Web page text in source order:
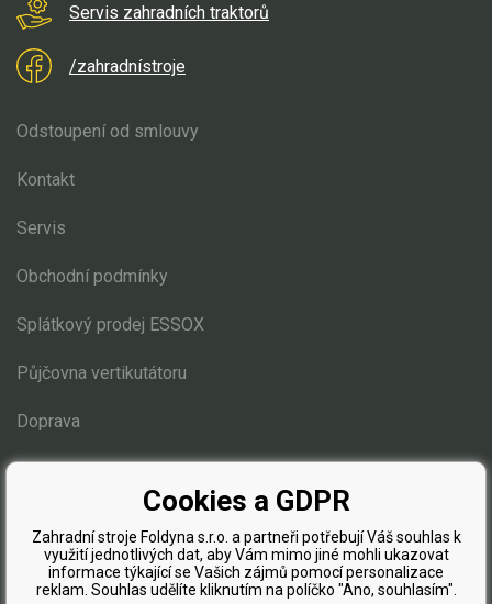
Náhradní díly pro motorové pily
Zahradní traktory
Náhradní díly pro křovinořezy
Náhradní díly pro sekačky
Servis zahradních traktorů
/zahradnístroje
Odstoupení od smlouvy
Kontakt
Servis
Obchodní podmínky
Splátkový prodej ESSOX
Půjčovna vertikutátoru
Doprava
Blog
Cookies a GDPR
Zahradní stroje Foldyna s.r.o. a partneři potřebují Váš souhlas k
využití jednotlivých dat, aby Vám mimo jiné mohli ukazovat
informace týkající se Vašich zájmů pomocí personalizace
reklam. Souhlas udělíte kliknutím na políčko "Ano, souhlasím".